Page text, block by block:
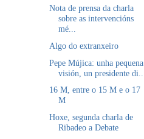
Nota de prensa da charla
sobre as intervencións
mé...
Algo do extranxeiro
Pepe Mújica: unha pequena
visión, un presidente di...
16 M, entre o 15 M e o 17
M
Hoxe, segunda charla de
Ribadeo a Debate